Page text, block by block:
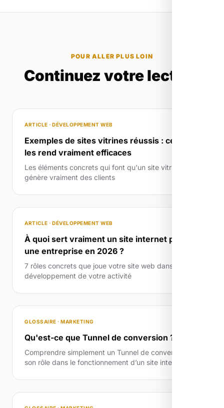
POUR ALLER PLUS LOIN
Continuez votre lecture
ARTICLE · DÉVELOPPEMENT WEB
Exemples de sites vitrines réussis : ce qui
les rend vraiment efficaces
Les éléments concrets qui font qu'un site vitrine
génère vraiment des clients
ARTICLE · DÉVELOPPEMENT WEB
À quoi sert vraiment un site internet pour
une entreprise en 2026 ?
7 rôles concrets que joue votre site web dans le
développement de votre activité
GLOSSAIRE · MARKETING
Qu'est-ce que Tunnel de conversion ?
Comprendre simplement un Tunnel de conversion et
son rôle dans le fonctionnement d’un site internet.